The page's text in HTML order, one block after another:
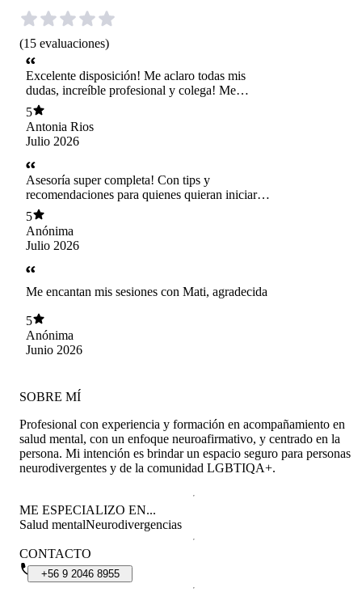
(15 evaluaciones)
Excelente disposición! Me aclaro todas mis
dudas, increíble profesional y colega! Me
impulsa a seguir está camino profesional.
5
Antonia Rios
Julio 2026
Asesoría super completa! Con tips y
recomendaciones para quienes quieran iniciar
las atenciones online.
5
Anónima
Julio 2026
Me encantan mis sesiones con Mati, agradecida
5
Anónima
Junio 2026
SOBRE MÍ
Profesional con experiencia y formación en acompañamiento en
salud mental, con un enfoque neuroafirmativo, y centrado en la
persona. Mi intención es brindar un espacio seguro para personas
neurodivergentes y de la comunidad LGBTIQA+.
ME ESPECIALIZO EN...
Salud mentalNeurodivergencias
CONTACTO
+56 9 2046 8955